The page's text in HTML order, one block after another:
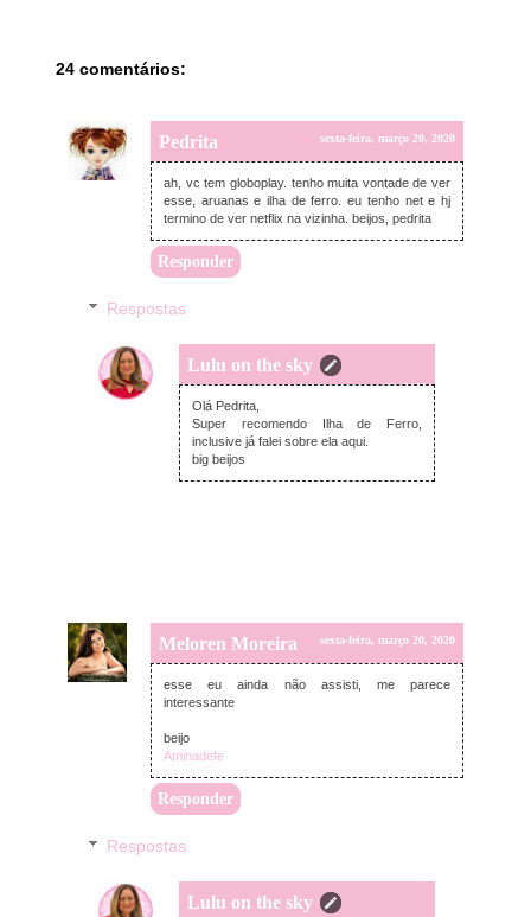
24 comentários:
Pedrita sexta-feira, março 20, 2020
ah, vc tem globoplay. tenho muita vontade de ver
esse, aruanas e ilha de ferro. eu tenho net e hj
termino de ver netflix na vizinha. beijos, pedrita
Responder
Respostas
Lulu on the sky
domingo, março 22, 2020
Olá Pedrita,
Super recomendo Ilha de Ferro,
inclusive já falei sobre ela aqui.
big beijos
Meloren Moreira sexta-feira, março 20, 2020
esse eu ainda não assisti, me parece
interessante
beijo
Aminadefe
Responder
Respostas
Lulu on the sky